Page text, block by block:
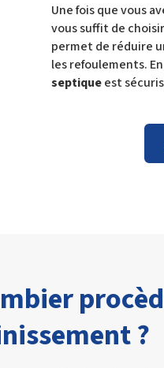
Une fois que vous
vous suffit de
permet de réduire
les refoulements.
septiqueest
?